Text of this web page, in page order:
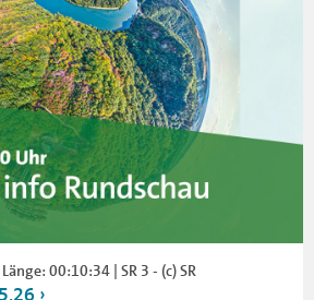
00:10:34 | SR 3 - (c) SR